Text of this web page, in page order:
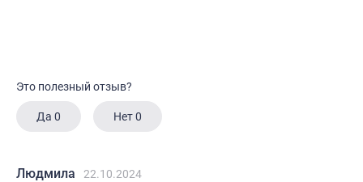
Это полезный отзыв?
Да 0 Нет0
Людмила
22.10.2024